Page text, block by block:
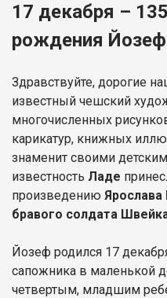
17 декабря –
рождения
Здравствуйте, дорогие
известный чешский
многочисленных
карикатур, книжных
знаменит своими
известность Ладе
произведению
бравого солдата
Йозеф родился 17
сапожника в маленькой
четвертым, младшим